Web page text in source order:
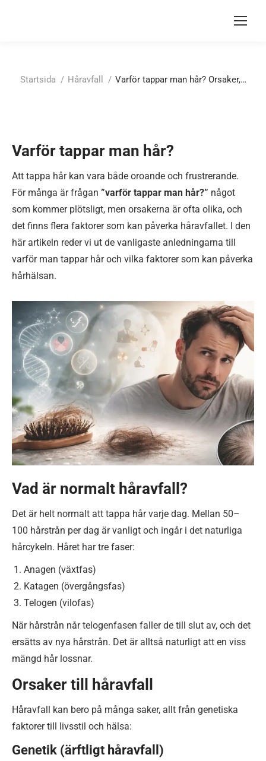
Du är här:
Startsida Håravfall Varför tappar man hår? Orsaker,…
Varför tappar man hår?
Att tappa hår kan vara både oroande och frustrerande.
För många är frågan ”varför tappar man hår?” något
som kommer plötsligt, men orsakerna är ofta olika, och
det finns flera faktorer som kan påverka håravfallet. I den
här artikeln reder vi ut de vanligaste anledningarna till
varför man tappar hår och vilka faktorer som kan påverka
hårhälsan.
Vad är normalt håravfall?
Det är helt normalt att tappa hår varje dag. Mellan 50–
100 hårstrån per dag är vanligt och ingår i det naturliga
hårcykeln. Håret har tre faser:
Anagen (växtfas)
Katagen (övergångsfas)
Telogen (vilofas)
När hårstrån når telogenfasen faller de till slut av, och det
ersätts av nya hårstrån. Det är alltså naturligt att en viss
mängd hår lossnar.
Orsaker till håravfall
Håravfall kan bero på många saker, allt från genetiska
faktorer till livsstil och hälsa:
Genetik (ärftligt håravfall)